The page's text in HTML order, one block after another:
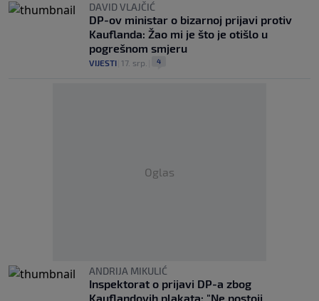
DAVID VLAJČIĆ
DP-ov ministar o bizarnoj prijavi protiv
Kauflanda: Žao mi je što je otišlo u
pogrešnom smjeru
VIJESTI 17. srp. 4
Oglas
ANDRIJA MIKULIĆ
Inspektorat o prijavi DP-a zbog
Kauflandovih plakata: "Ne postoji